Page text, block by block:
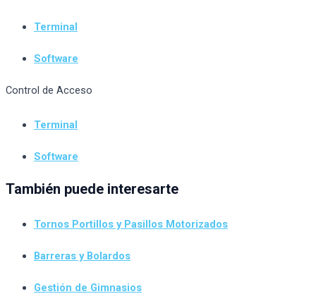
Terminal
Software
Control de Acceso
Terminal
Software
También puede interesarte
Tornos Portillos y Pasillos Motorizados
Barreras y Bolardos
Gestión de Gimnasios